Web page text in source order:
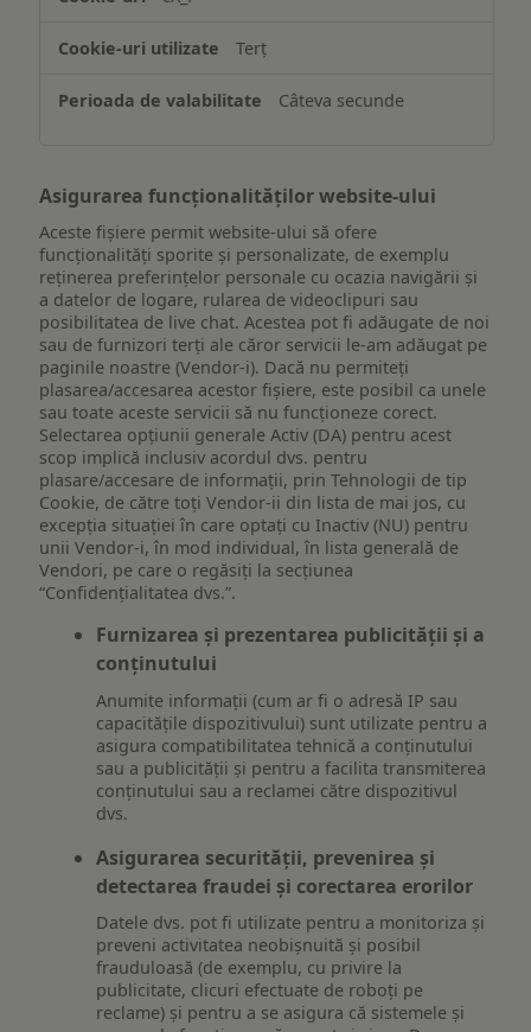
informațiilor
pe
dispozitiv
Terț
Câteva secunde
Asigurarea funcționalităților website-ului
Aceste fișiere permit website-ului să ofere
funcționalități sporite și personalizate, de exemplu
reţinerea preferinţelor personale cu ocazia navigării și
a datelor de logare, rularea de videoclipuri sau
posibilitatea de live chat. Acestea pot fi adăugate de noi
sau de furnizori terți ale căror servicii le-am adăugat pe
paginile noastre (Vendor-i). Dacă nu permiteți
plasarea/accesarea acestor fișiere, este posibil ca unele
sau toate aceste servicii să nu funcționeze corect.
Selectarea opțiunii generale Activ (DA) pentru acest
scop implică inclusiv acordul dvs. pentru
plasare/accesare de informații, prin Tehnologii de tip
Cookie, de către toți Vendor-ii din lista de mai jos, cu
excepția situației în care optați cu Inactiv (NU) pentru
unii Vendor-i, în mod individual, în lista generală de
Vendori, pe care o regăsiți la secțiunea
“Confidențialitatea dvs.”.
Furnizarea și prezentarea publicității și a
conținutului
Anumite informații (cum ar fi o adresă IP sau
capacitățile dispozitivului) sunt utilizate pentru a
asigura compatibilitatea tehnică a conținutului
sau a publicității și pentru a facilita transmiterea
conținutului sau a reclamei către dispozitivul
dvs.
Asigurarea securității, prevenirea și
detectarea fraudei și corectarea erorilor
Datele dvs. pot fi utilizate pentru a monitoriza și
preveni activitatea neobișnuită și posibil
frauduloasă (de exemplu, cu privire la
publicitate, clicuri efectuate de roboți pe
reclame) și pentru a se asigura că sistemele și